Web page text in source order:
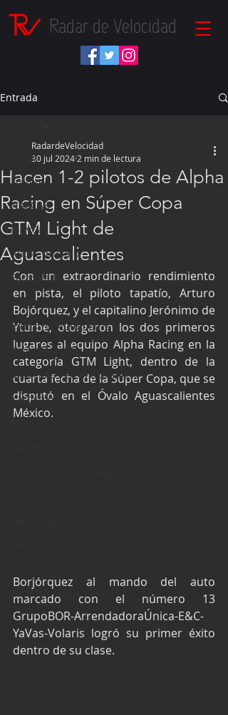
Radar de Velocidad
Entrada
Inicio
Fórmula 1
NASCAR
IndyCar
Autos Turismo
Fórmula E
Súper Copa
Industria Automotriz
Fórmula 4 (F4)
Mexicanos en el extranjero
Kartismo
NASCAR México
Hacen 1-2 pilotos de Alpha
Racing en Súper Copa
GTM Light de
Aguascalientes
RadardeVelocidad
30 jul 2024 2 min de lectura
Con un extraordinario rendimiento
en pista, el piloto tapatío, Arturo
Bojórquez, y el capitalino Jerónimo de
Yturbe, otorgaron los dos primeros
lugares al equipo Alpha Racing en la
categoría GTM Light, dentro de la
cuarta fecha de la Súper Copa, que se
disputó en el Óvalo Aguascalientes
México.
Borjórquez al mando del auto
marcado con el número 13
GrupoBOR-ArrendadoraÚnica-E&C-
YaVas-Volaris logró su primer éxito
dentro de su clase.